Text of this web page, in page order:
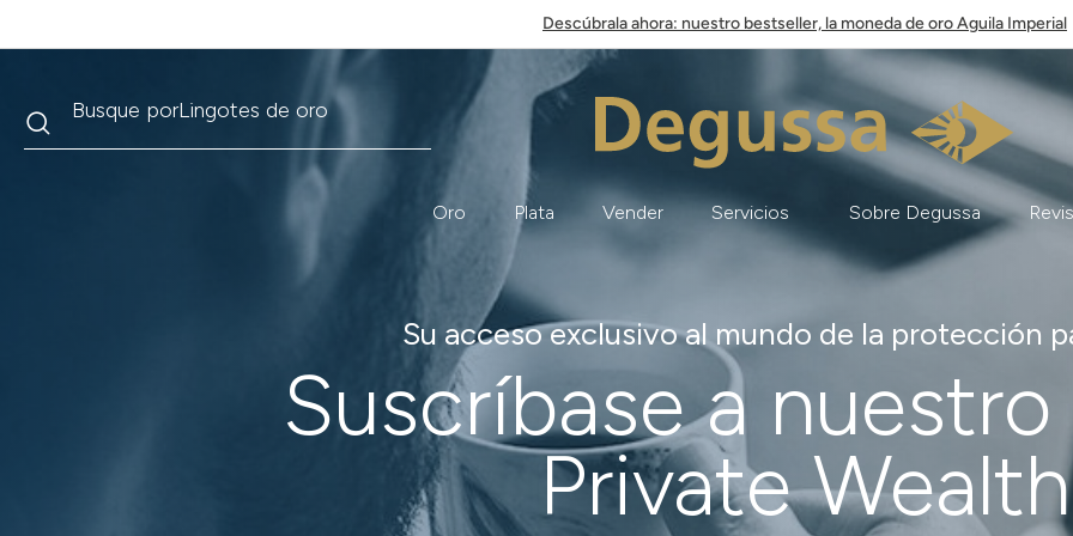
Descúbrala ahora: nuestro bestseller, la moneda de oro Aguila Imperial
BuscarBusque porKrugerrand
Oro Plata Vender Servicios Sobre Degussa
Su acceso exclusivo al mundo de la protección
Suscríbase a
Private Wealth